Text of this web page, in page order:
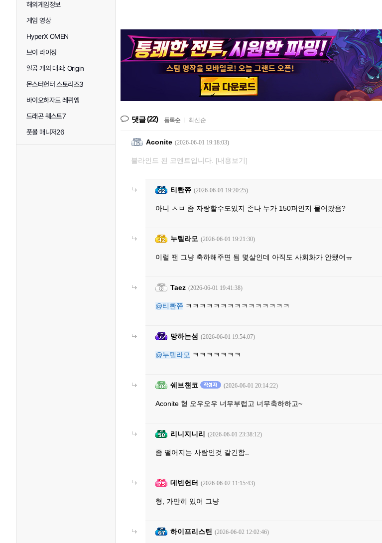
해외게임정보
게임 영상
HyperX OMEN
브이 라이징
일곱 개의 대죄: Origin
몬스터헌터 스토리즈3
바이오하자드 레퀴엠
드래곤 퀘스트7
풋볼 매니저26
댓글(22) 등록순 최신순
Aconite (2026-06-01 19:18:03)
블라인드 된 코멘트입니다. [내용보기]
티빤쮸 (2026-06-01 19:20:25)
아니 ㅅㅂ 좀 자랑할수도있지 존나 누가 150퍼인지 물어봤음?
누텔라모 (2026-06-01 19:21:30)
이럴 땐 그냥 축하해주면 됨 몇살인데 아직도 사회화가 안됐어ㅠ
Taez (2026-06-01 19:41:38)
@티빤쮸 ㅋㅋㅋㅋㅋㅋㅋㅋㅋㅋㅋㅋㅋㅋㅋ
망하는섬 (2026-06-01 19:54:07)
@누텔라모 ㅋㅋㅋㅋㅋㅋㅋ
쉐브첀코 (2026-06-01 20:14:22)
Aconite 형 오우오우 너무부럽고 너무축하하고~
리니지니리 (2026-06-01 23:38:12)
좀 떨어지는 사람인것 같긴함..
데빈헌터 (2026-06-02 11:15:43)
형, 가만히 있어 그냥
하이프리스틴 (2026-06-02 12:02:46)